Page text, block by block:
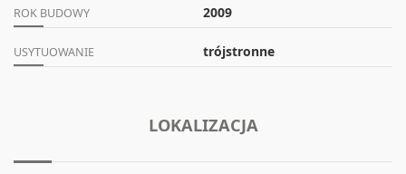
ROK BUDOWY 2009
USYTUOWANIE trójstronne
LOKALIZACJA